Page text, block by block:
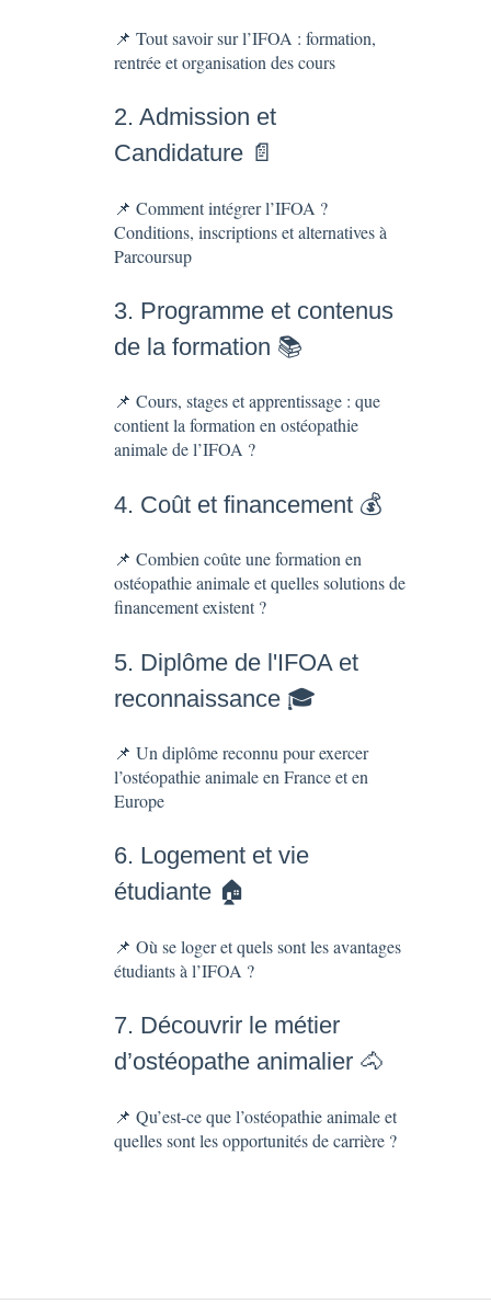
📌 Tout savoir sur l’IFOA : formation,
rentrée et organisation des cours
2. Admission et
Candidature 📄
📌 Comment intégrer l’IFOA ?
Conditions, inscriptions et alternatives à
Parcoursup
3. Programme et contenus
de la formation 📚
📌 Cours, stages et apprentissage : que
contient la formation en ostéopathie
animale de l’IFOA ?
4. Coût et financement 💰
📌 Combien coûte une formation en
ostéopathie animale et quelles solutions de
financement existent ?
5. Diplôme de l'IFOA et
reconnaissance 🎓
📌 Un diplôme reconnu pour exercer
l’ostéopathie animale en France et en
Europe
6. Logement et vie
étudiante 🏠
📌 Où se loger et quels sont les avantages
étudiants à l’IFOA ?
7. Découvrir le métier
d’ostéopathe animalier 🐴
📌 Qu’est-ce que l’ostéopathie animale et
quelles sont les opportunités de carrière ?